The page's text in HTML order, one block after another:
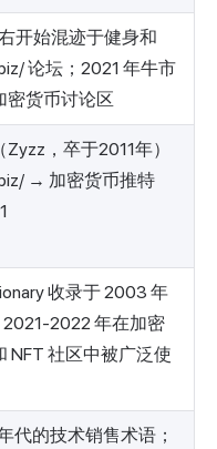
开始混迹于健身和
论坛；2021 年牛市
密货币讨论区
，卒于2011年）
→ 加密货币推特
收录于 2003 年
2021-2022 年在加密
NFT 社区中被广泛使
代的技术销售术语；